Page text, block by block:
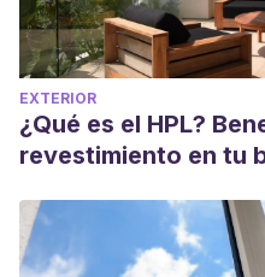
EXTERIOR
¿Qué es el HPL?
revestimiento en tu